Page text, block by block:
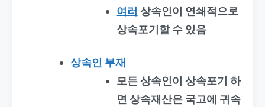
여러 상속인이 연쇄적으로
상속포기할 수 있음
상속인 부재
모든 상속인이 상속포기 하
면 상속재산은 국고에 귀속